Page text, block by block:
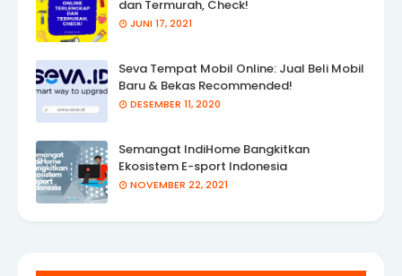
dan Termurah, Check!
JUNI 17, 2021
Seva Tempat Mobil Online: Jual Beli Mobil
Baru & Bekas Recommended!
DESEMBER 11, 2020
Semangat IndiHome Bangkitkan
Ekosistem E-sport Indonesia
NOVEMBER 22, 2021